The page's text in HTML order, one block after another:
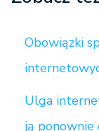
Obowiązki
Ulga
ją ponownie